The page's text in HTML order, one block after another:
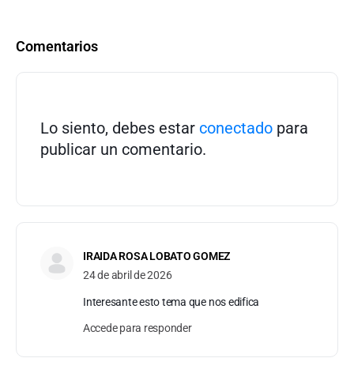
Comentarios
Lo siento, debes estar conectado para
publicar un comentario.
IRAIDA ROSA LOBATO GOMEZ
24 de abril de 2026
Interesante esto tema que nos edifica
Accede para responder